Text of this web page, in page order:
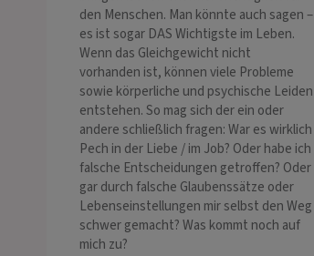
den Menschen. Man könnte auch sagen –
es ist sogar DAS Wichtigste im Leben.
Wenn das Gleichgewicht nicht
vorhanden ist, können viele Probleme
sowie körperliche und psychische Leiden
entstehen. So mag sich der ein oder
andere schließlich fragen: War es wirklich
Pech in der Liebe / im Job? Oder habe ich
falsche Entscheidungen getroffen? Oder
gar durch falsche Glaubenssätze oder
Lebenseinstellungen mir selbst den Weg
schwer gemacht? Was kommt noch auf
mich zu?